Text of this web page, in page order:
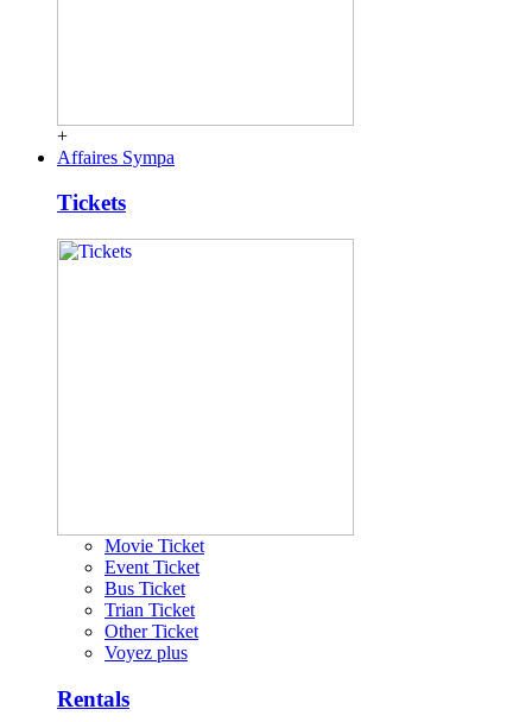
+
Affaires Sympa
Tickets
Movie Ticket
Event Ticket
Bus Ticket
Trian Ticket
Other Ticket
Voyez plus
Rentals